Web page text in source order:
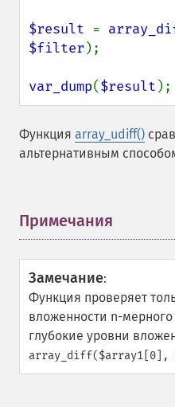
$result =
$filter );
var_dump($result );
Функция array_udiff()
альтернативным
Примечания
Замечание:
Функция проверяет
вложенности n-
глубокие уровни
array_diff($array1[0],